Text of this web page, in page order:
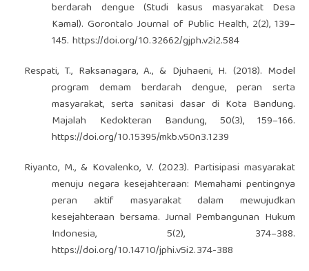
berdarah dengue (Studi kasus masyarakat Desa
Kamal). Gorontalo Journal of Public Health, 2(2), 139–
145.https://doi.org/10.32662/gjph.v2i2.584
Respati, T., Raksanagara, A., & Djuhaeni, H. (2018). Model
program demam berdarah dengue, peran serta
masyarakat, serta sanitasi dasar di Kota Bandung.
Majalah Kedokteran Bandung, 50(3), 159–166.
https://doi.org/10.15395/mkb.v50n3.1239
Riyanto, M., & Kovalenko, V. (2023). Partisipasi masyarakat
menuju negara kesejahteraan: Memahami pentingnya
peran aktif masyarakat dalam mewujudkan
kesejahteraan bersama. Jurnal Pembangunan Hukum
Indonesia, 5(2), 374–388.
https://doi.org/10.14710/jphi.v5i2.374-388